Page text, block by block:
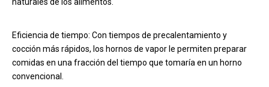
Eficiencia de tiempo: Con tiempos de precalentamiento y
cocción más rápidos, los hornos de vapor le permiten preparar
comidas en una fracción del tiempo que tomaría en un horno
convencional.